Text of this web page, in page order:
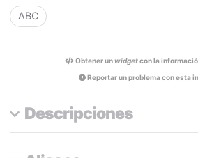
ABC
Obtener unwidgetcon la
Reportar un problema con esta
Descripciones